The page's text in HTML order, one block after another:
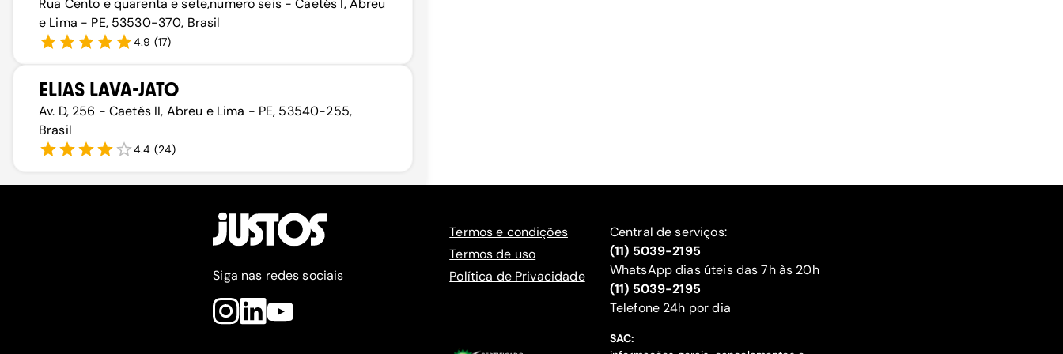
Rua Cento e quarenta e sete,numero seis - Caetés I, Abreu
e Lima - PE, 53530-370, Brasil
4.9 (17)
ELIAS LAVA-JATO
Av. D, 256 - Caetés II, Abreu e Lima - PE, 53540-255,
Brasil
4.4 (24)
Siga nas redes sociais
Termos e condições
Termos de uso
Política de Privacidade
Central de serviços:
(11) 5039-2195
WhatsApp dias úteis das 7h às 20h
(11) 5039-2195
‍Telefone 24h por dia
SAC: